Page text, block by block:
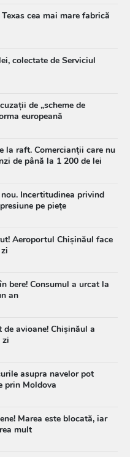
cea mai mare fabrică
colectate de Serviciul
de „scheme de
europeană
la raft. Comercianții care nu
de până la 1 200 de lei
Incertitudinea privind
pe piețe
Aeroportul Chișinăul face
bere! Consumul a urcat la
an
avioane! Chișinăul a
zi
asupra navelor pot
prin Moldova
Marea este blocată, iar
mult